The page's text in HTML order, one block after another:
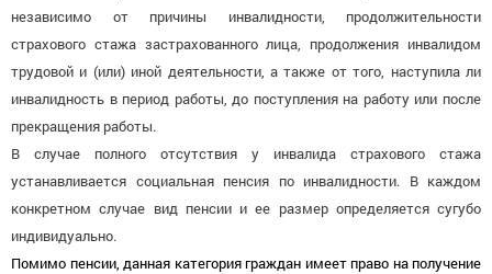
независимо от причины инвалидности, продолжительности
страхового стажа застрахованного лица, продолжения инвалидом
трудовой и (или) иной деятельности, а также от того, наступила ли
инвалидность в период работы, до поступления на работу или после
прекращения работы.
В случае полного отсутствия у инвалида страхового стажа
устанавливается социальная пенсия по инвалидности. В каждом
конкретном случае вид пенсии и ее размер определяется сугубо
индивидуально.
Помимо пенсии, данная категория граждан имеет право на получение